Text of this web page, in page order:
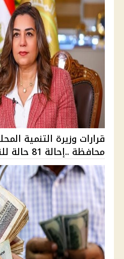
محافظة ..إحالة 81 حالة للنيابات...